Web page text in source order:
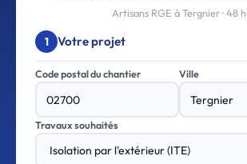
Artisans RGE à Tergnier · 48 h
1 Votre projet
Code postal du chantier Ville
Travaux souhaités